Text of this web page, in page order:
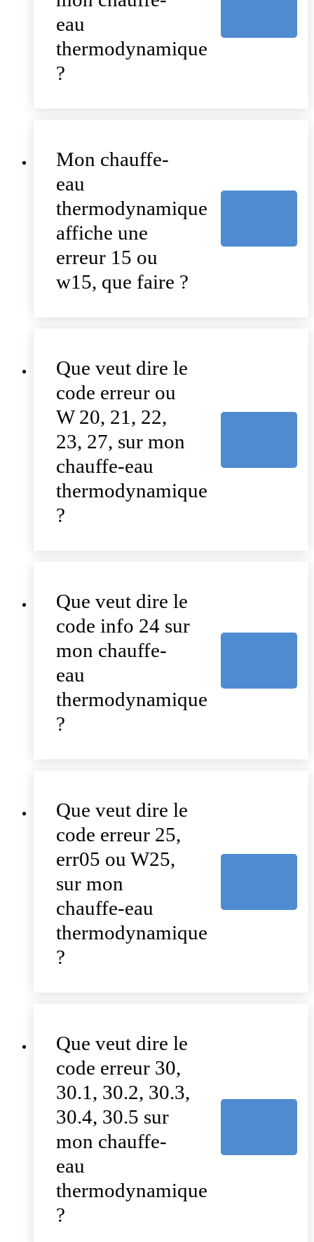
eau
thermodynamique
?
Mon chauffe-
eau
thermodynamique
affiche une
erreur 15 ou
w15, que faire ?
Que veut dire le
code erreur ou
W 20, 21, 22,
23, 27, sur mon
chauffe-eau
thermodynamique
?
Que veut dire le
code info 24 sur
mon chauffe-
eau
thermodynamique
?
Que veut dire le
code erreur 25,
err05 ou W25,
sur mon
chauffe-eau
thermodynamique
?
Que veut dire le
code erreur 30,
30.1, 30.2, 30.3,
30.4, 30.5 sur
mon chauffe-
eau
thermodynamique
?